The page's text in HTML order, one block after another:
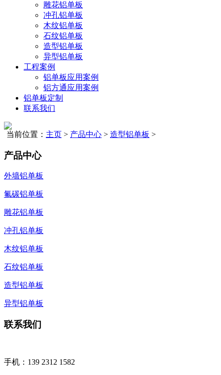
雕花铝单板
冲孔铝单板
木纹铝单板
石纹铝单板
造型铝单板
异型铝单板
工程案例
铝单板应用案例
铝方通应用案例
铝单板定制
联系我们
当前位置： 主页 > 产品中心 > 造型铝单板 >
产品中心
外墙铝单板
氟碳铝单板
雕花铝单板
冲孔铝单板
木纹铝单板
石纹铝单板
造型铝单板
异型铝单板
联系我们
手机：139 2312 1582